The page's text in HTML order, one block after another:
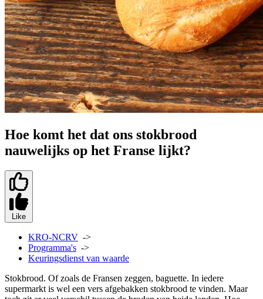
Hoe komt het dat ons stokbrood
nauwelijks op het Franse lijkt?
Like
KRO-NCRV ->
Programma's ->
Keuringsdienst van waarde
Stokbrood. Of zoals de Fransen zeggen, baguette. In iedere
supermarkt is wel een vers afgebakken stokbrood te vinden. Maar